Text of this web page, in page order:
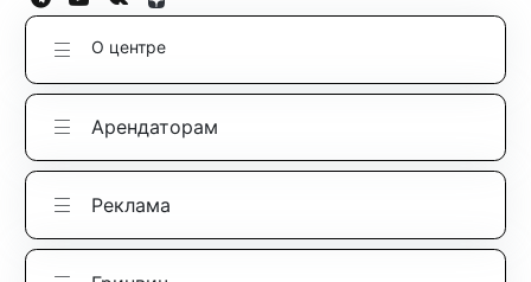
О центре
Арендаторам
Реклама